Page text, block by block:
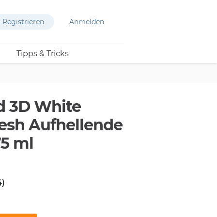
Registrieren Anmelden
Tipps & Tricks
3D White
Aufhellende
ml